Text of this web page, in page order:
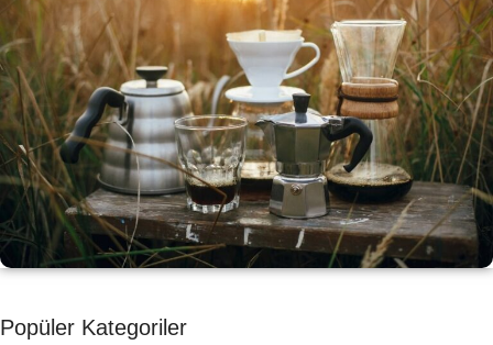
ARAÇ AKSESUARLARI
SATIŞ VE MONTAJ
Keşfet
KAHVE KEYFİ
Kahvemizi Denediniz mi ?
Popüler Kategoriler